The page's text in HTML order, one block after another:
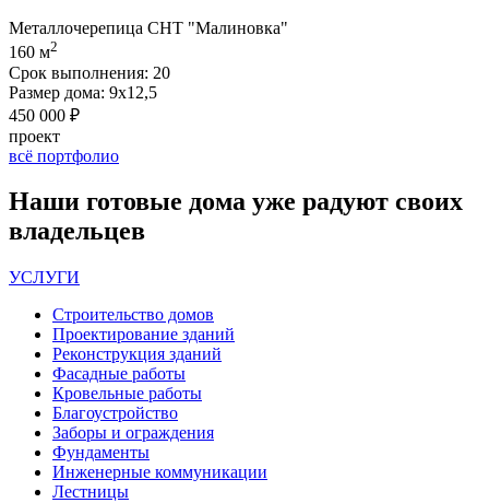
Металлочерепица СНТ "Малиновка"
160 м2
Срок выполнения: 20
Размер дома: 9х12,5
450 000 ₽
проект
всё портфолио
Наши готовые дома уже радуют своих
владельцев
УСЛУГИ
Строительство домов
Проектирование зданий
Реконструкция зданий
Фасадные работы
Кровельные работы
Благоустройство
Заборы и ограждения
Фундаменты
Инженерные коммуникации
Лестницы